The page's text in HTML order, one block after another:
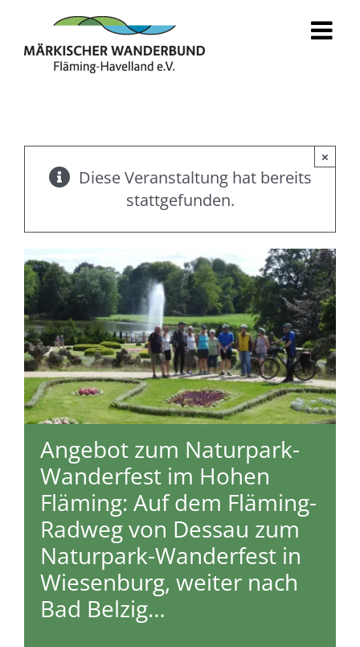
springen
×
Diese Veranstaltung hat bereits
stattgefunden.
Angebot zum Naturpark-
Wanderfest im Hohen
Fläming: Auf dem Fläming-
Radweg von Dessau zum
Naturpark-Wanderfest in
Wiesenburg, weiter nach
Bad Belzig…